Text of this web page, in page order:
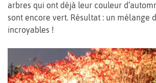
arbres qui ont déjà leur couleur
sont encore vert. Résultat : un mélange
incroyables !